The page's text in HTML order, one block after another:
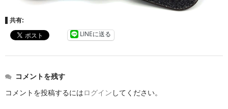
共有:
LINEに送る
コメントを残す
コメントを投稿するにはログイン してください。